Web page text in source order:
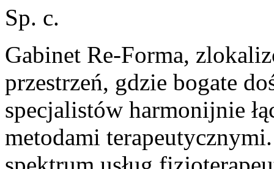
Gabinet Re-Forma,
przestrzeń, gdzie bogate
specjalistów harmonijnie
metodami